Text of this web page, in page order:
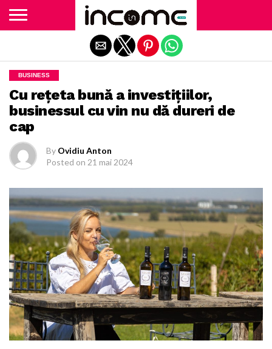
BUSINESS
Cu rețeta bună a investițiilor,
businessul cu vin nu dă dureri de
cap
By Ovidiu Anton
Posted on 21 mai 2024
Exit mobile version